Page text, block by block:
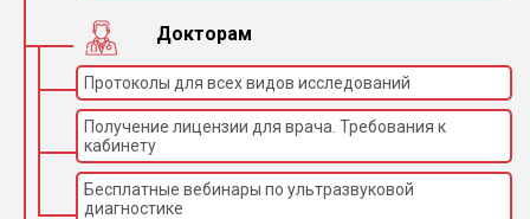
Докторам
Протоколы для всех видов исследований
Получение лицензии для врача. Требования к
кабинету
Бесплатные вебинары по ультразвуковой
диагностике